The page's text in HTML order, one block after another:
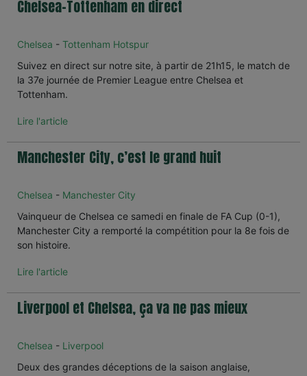
Chelsea-Tottenham en direct
Chelsea - Tottenham Hotspur
Suivez en direct sur notre site, à partir de 21h15, le match de
la 37e journée de Premier League entre Chelsea et
Tottenham.
Lire l'article
Manchester City, c’est le grand huit
Chelsea - Manchester City
Vainqueur de Chelsea ce samedi en finale de FA Cup (0-1),
Manchester City a remporté la compétition pour la 8e fois de
son histoire.
Lire l'article
Liverpool et Chelsea, ça va ne pas mieux
Chelsea - Liverpool
Deux des grandes déceptions de la saison anglaise,